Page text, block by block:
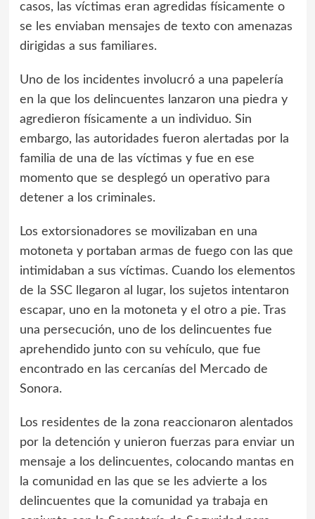
casos, las víctimas eran agredidas físicamente o
se les enviaban mensajes de texto con amenazas
dirigidas a sus familiares.
Uno de los incidentes involucró a una papelería
en la que los delincuentes lanzaron una piedra y
agredieron físicamente a un individuo. Sin
embargo, las autoridades fueron alertadas por la
familia de una de las víctimas y fue en ese
momento que se desplegó un operativo para
detener a los criminales.
Los extorsionadores se movilizaban en una
motoneta y portaban armas de fuego con las que
intimidaban a sus víctimas. Cuando los elementos
de la SSC llegaron al lugar, los sujetos intentaron
escapar, uno en la motoneta y el otro a pie. Tras
una persecución, uno de los delincuentes fue
aprehendido junto con su vehículo, que fue
encontrado en las cercanías del Mercado de
Sonora.
Los residentes de la zona reaccionaron alentados
por la detención y unieron fuerzas para enviar un
mensaje a los delincuentes, colocando mantas en
la comunidad en las que se les advierte a los
delincuentes que la comunidad ya trabaja en